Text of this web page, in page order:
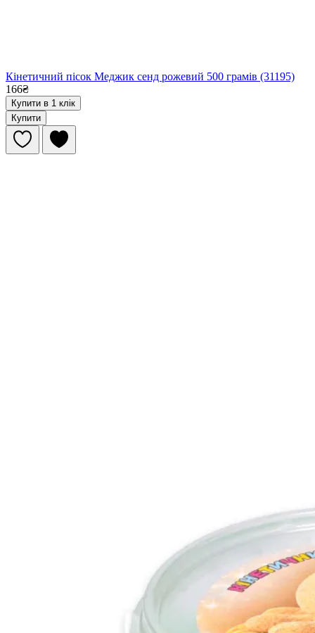
Кінетичний пісок Меджик сенд рожевий 500 грамів (31195)
166₴
Купити в 1 клік
Купити